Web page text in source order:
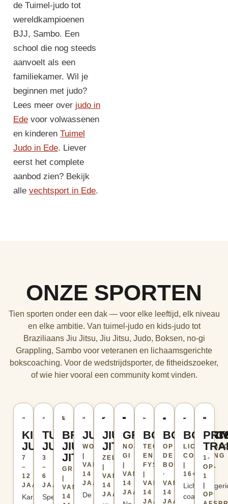
de Tuimel-judo tot
wereldkampioenen
BJJ, Sambo. Een
school die nog steeds
aanvoelt als een
familiekamer. Wil je
beginnen met judo?
Lees meer over judo in
Ede voor volwassenen
en kinderen Tuimel
Judo in Ede. Liever
eerst het complete
aanbod zien? Bekijk
alle vechtsport in Ede.
ONZE SPORTEN
Tien sporten onder een dak — voor elke leeftijd, elk niveau
en elke ambitie. Van tuimel-judo en kids-judo tot
Braziliaans Jiu Jitsu, Jiu Jitsu, Judo, Boksen, no-gi
Grappling, Sambo voor veteranen en lichaamsgerichte
bokscoaching. Voor de wedstrijdsporter, de fitheidszoeker,
of wie hier vooral een community komt vinden.
KIDS
JUDO
7
–
12
JAAR
Karakterontwikkeling
TUIMEL
JUDO
3
–
6
JAAR
Spelend
BRAZILIAANS
JIU
JITSU
GRAPPLING
VANAF
14
JUDO
WORPEN
VANAF
14
JAAR
De
JIU
JITSU
ZELFVERDEDIGING
VANAF
14
JAAR
GRAPPLING
NO-
GI
VANAF
14
JAAR
BOKSEN
TECHNISCH
EN
FYSIEK
VANAF
14
JAAR
OP
DE
BOKSZAK
·
VANAF
14
JAAR
COACHING
16+
coaching
1-
OP-
1
OP